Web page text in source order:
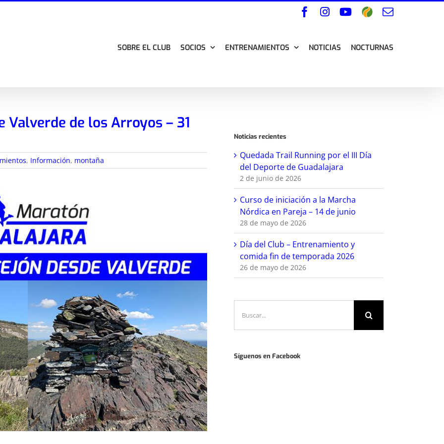
Facebook
Instagram
YouTube
WikilocCorreo
SOBRE EL CLUB SOCIOS ENTRENAMIENTOS NOTICIAS NOCTURNAS
Valverde de los Arroyos – 31
, Información, montaña
Noticias recientes
Quedada Trail Running por el III Día
del Deporte de Guadalajara
2 de junio de 2026
Curso de iniciación a la Marcha
Nórdica en Pareja – 14 de junio
28 de mayo de 2026
Día del Club – Entrenamiento y
comida fin de temporada 2026
26 de mayo de 2026
Síguenos en Facebook